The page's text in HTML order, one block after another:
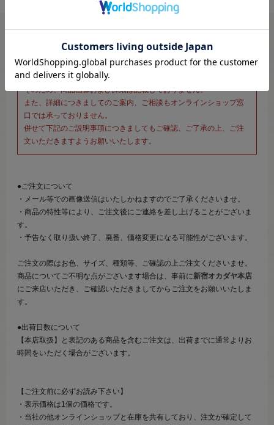
※新宿オカダヤ本店お取り扱い商品のご注文専用ページです※
こちらのページは、店頭にてあらかじめ商品詳細および商品コード
をご確認いただいた上でご注文いただけるページです。
そのため、商品画像および詳細は記載しておりません。
また、詳細につきましてのご案内、ご相談もオンラインショップ窓
口では承っておりません。
併せて下記のご説明事項につきましてもご確認、ご了承の上、ご注
文いただきますようお願いいたします。
●ご注文について
・メール等での画像送信はいたしかねますのでご了承くださいませ。
・商品の特性等により、ご注文後にご連絡を差し上げることがございま
す。
・予告なく取り扱い終了、廃番、価格変更になる可能性がございます。
ご注文の際はお色、サイズ、種類等、ご確認の上ご注文くださいませ。
商品についてご不明な点がございます場合は、事前に新宿オカダヤ本店
にご来店いただき、ご確認いただきましてからご注文をお願いいたしま
す。
●出荷日数について
【本店取扱】と表記のある商品を含むご注文は、出荷までに通常よりお
時間をいただく場合がございます。
【ご注文前に必ずお読み下さい】
・表示価格は1個の価格です。
・当社の他オンラインショップと在庫を共有しており、注文が確定して